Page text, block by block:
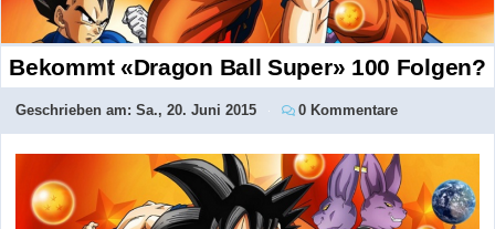
Bekommt «Dragon Ball Super» 100 Folgen?
Geschrieben am: Sa., 20. Juni 2015 0 Kommentare